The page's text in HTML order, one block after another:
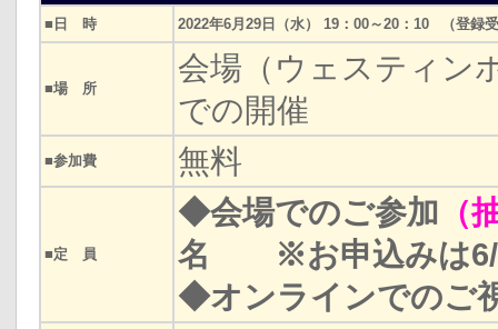
■日 時
2022年6月29日（水） 19：00～20：10 （登録
■場 所
会場（ウェスティン
での開催
■参加費 無料
■定 員
◆会場でのご参加 （
名 ※お申込みは6/
◆オンラインでのご